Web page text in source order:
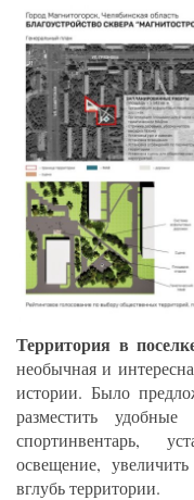
Территория в
необычная и
истории. Было
разместить
спортинвентарь,
освещение,
вглубь территории.